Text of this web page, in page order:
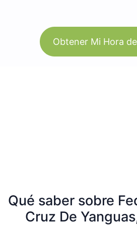
Obtener Mi Hora
Qué saber sobre
Cruz De